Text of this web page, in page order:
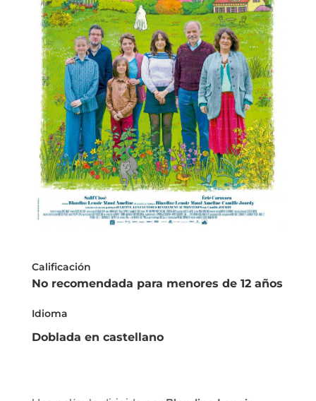
Calificación
No recomendada para menores de 12 años
Idioma
Doblada en castellano